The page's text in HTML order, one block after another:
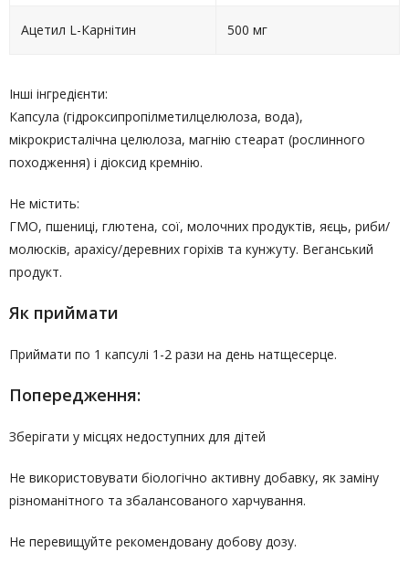
Ацетил L-Карнітин 500 мг
Інші інгредієнти:
Капсула (гідроксипропілметилцелюлоза, вода),
мікрокристалічна целюлоза, магнію стеарат (рослинного
походження) і діоксид кремнію.
Не містить:
ГМО, пшениці, глютена, сої, молочних продуктів, яєць, риби/
молюсків, арахісу/деревних горіхів та кунжуту. Веганський
продукт.
Як приймати
Приймати по 1 капсулі 1-2 рази на день натщесерце.
Попередження:
Зберігати у місцях недоступних для дітей
Не використовувати біологічно активну добавку, як заміну
різноманітного та збалансованого харчування.
Не перевищуйте рекомендовану добову дозу.